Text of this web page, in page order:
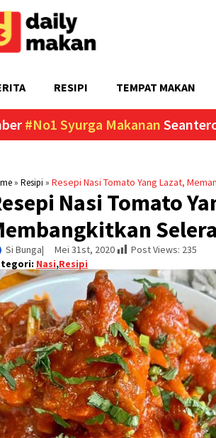
RESIPI TEMPAT MAKAN
#No1 Syurga Makanan
» Resipi » Resepi Nasi Tomato Yang Lazat,
Nasi Tomato
Si Bunga| Mei 31st, 2020 Post Views: 235
Nasi,Resipi